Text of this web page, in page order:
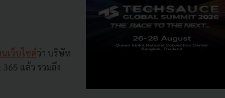
เว็บไซต์ว่า บริษัท
แล้ว รวมถึง